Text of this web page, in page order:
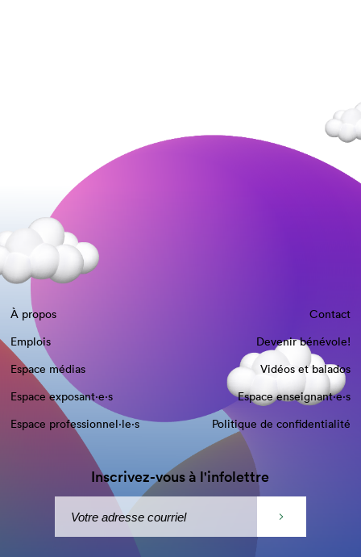
À propos
Contact
Emplois
Devenir bénévole!
Espace médias
Vidéos et balados
Espace exposant·e⋅s
Espace enseignant·e⋅s
Espace professionnel·le⋅s
Politique de confidentialité
Inscrivez-vous à l'infolettre